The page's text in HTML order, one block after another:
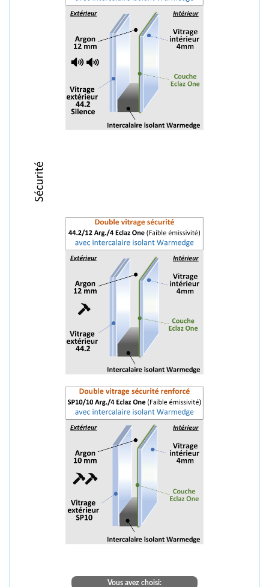
Vous avez choisi: